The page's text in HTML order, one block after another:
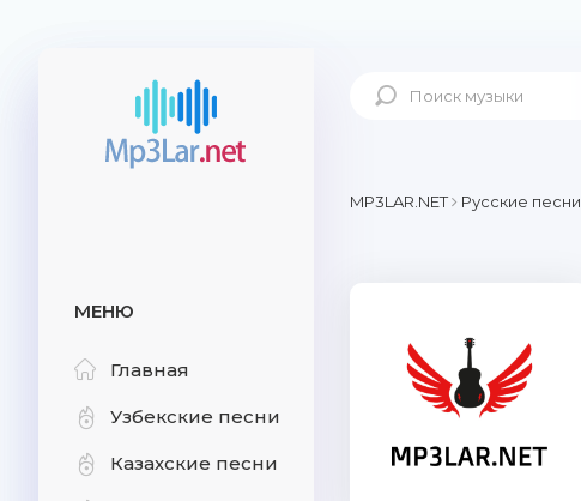
МЕНЮ
Главная
Узбекские песни
Казахские песни
MP3LAR.NET Русские песни